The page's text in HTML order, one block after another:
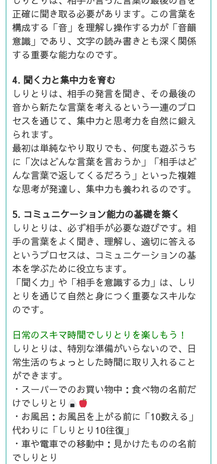
正確に聞き取る必要があります。この言葉を
構成する「音」を理解し操作する力が「音韻
意識」であり、文字の読み書きとも深く関係
する重要な能力なのです。
4. 聞く力と集中力を育む
しりとりは、相手の発言を聞き、その最後の
音から新たな言葉を考えるという一連のプロ
セスを通じて、集中力と思考力を自然に鍛え
られます。
最初は単純なやり取りでも、何度も遊ぶうち
に「次はどんな言葉を言おうか」「相手はど
んな言葉で返してくるだろう」といった複雑
な思考が発達し、集中力も養われるのです。
5. コミュニケーション能力の基礎を築く
しりとりは、必ず相手が必要な遊びです。相
手の言葉をよく聞き、理解し、適切に答える
というプロセスは、コミュニケーションの基
本を学ぶために役立ちます。
「聞く力」や「相手を意識する力」は、しり
とりを通じて自然と身につく重要なスキルな
のです。
日常のスキマ時間でしりとりを楽しもう！
しりとりは、特別な準備がいらないので、日
常生活のちょっとした時間に取り入れること
ができます。
・スーパーでのお買い物中：食べ物の名前だ
けでしりとり
・お風呂：お風呂を上がる前に「10数える」
代わりに「しりとり10往復」
・車や電車での移動中：見かけたものの名前
でしりとり